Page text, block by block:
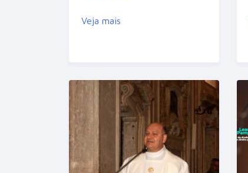
Veja mais